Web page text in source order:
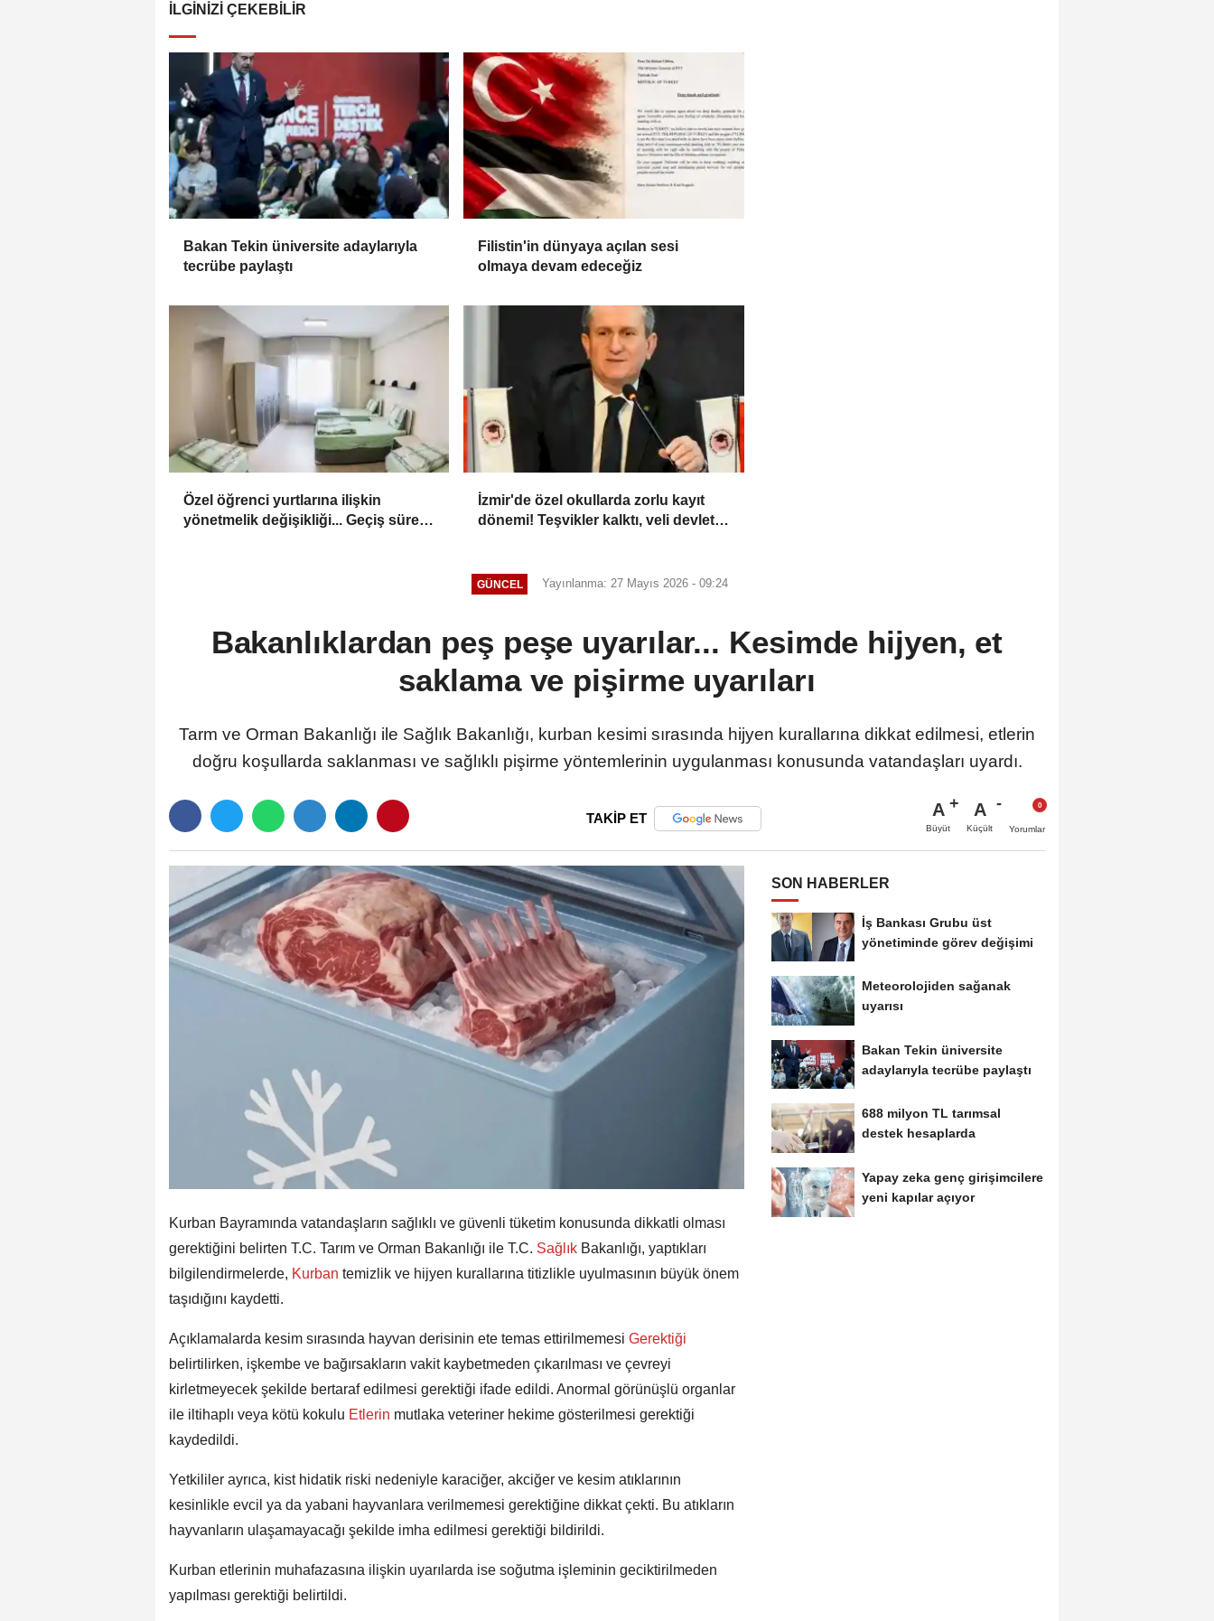
İLGINIZI ÇEKEBILIR
Bakan Tekin üniversite adaylarıyla
tecrübe paylaştı
Filistin'in dünyaya açılan sesi
olmaya devam edeceğiz
Özel öğrenci yurtlarına ilişkin
yönetmelik değişikliği... Geçiş süresi
İzmir'de özel okullarda zorlu kayıt
dönemi! Teşvikler kalktı, veli devlet
GÜNCEL Yayınlanma: 27 Mayıs 2026 - 09:24
Bakanlıklardan peş peşe uyarılar... Kesimde hijyen, et
saklama ve pişirme uyarıları
Tarm ve Orman Bakanlığı ile Sağlık Bakanlığı, kurban kesimi sırasında hijyen kurallarına dikkat edilmesi, etlerin
doğru koşullarda saklanması ve sağlıklı pişirme yöntemlerinin uygulanması konusunda vatandaşları uyardı.
TAKİP ET A
Büyüt
A
Küçült Yorumlar
Kurban Bayramında vatandaşların sağlıklı ve güvenli tüketim konusunda dikkatli olması
gerektiğini belirten T.C. Tarım ve Orman Bakanlığı ile T.C. Sağlık Bakanlığı, yaptıkları
bilgilendirmelerde, Kurban temizlik ve hijyen kurallarına titizlikle uyulmasının büyük önem
taşıdığını kaydetti.
Açıklamalarda kesim sırasında hayvan derisinin ete temas ettirilmemesi Gerektiği
belirtilirken, işkembe ve bağırsakların vakit kaybetmeden çıkarılması ve çevreyi
kirletmeyecek şekilde bertaraf edilmesi gerektiği ifade edildi. Anormal görünüşlü organlar
ile iltihaplı veya kötü kokulu Etlerin mutlaka veteriner hekime gösterilmesi gerektiği
kaydedildi.
Yetkililer ayrıca, kist hidatik riski nedeniyle karaciğer, akciğer ve kesim atıklarının
kesinlikle evcil ya da yabani hayvanlara verilmemesi gerektiğine dikkat çekti. Bu atıkların
hayvanların ulaşamayacağı şekilde imha edilmesi gerektiği bildirildi.
Kurban etlerinin muhafazasına ilişkin uyarılarda ise soğutma işleminin geciktirilmeden
yapılması gerektiği belirtildi.
SON HABERLER
İş Bankası Grubu üst
yönetiminde görev değişimi
Meteorolojiden sağanak
uyarısı
Bakan Tekin üniversite
adaylarıyla tecrübe paylaştı
688 milyon TL tarımsal
destek hesaplarda
Yapay zeka genç girişimcilere
yeni kapılar açıyor